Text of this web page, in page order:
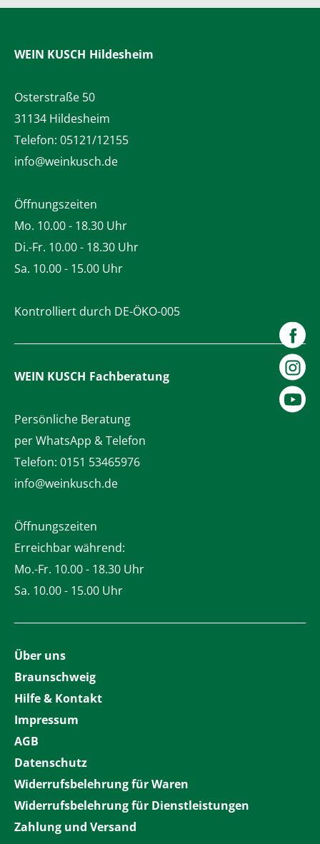
WEIN KUSCH Hildesheim
Osterstraße 50
31134 Hildesheim
Telefon: 05121/12155
info@weinkusch.de
Öffnungszeiten
Mo. 10.00 - 18.30 Uhr
Di.-Fr. 10.00 - 18.30 Uhr
Sa. 10.00 - 15.00 Uhr
Kontrolliert durch DE-ÖKO-005
WEIN KUSCH Fachberatung
Persönliche Beratung
per WhatsApp & Telefon
Telefon: 0151 53465976
info@weinkusch.de
Öffnungszeiten
Erreichbar während:
Mo.-Fr. 10.00 - 18.30 Uhr
Sa. 10.00 - 15.00 Uhr
Über uns
Braunschweig
Hilfe & Kontakt
Impressum
AGB
Datenschutz
Widerrufsbelehrung für Waren
Widerrufsbelehrung für Dienstleistungen
Zahlung und Versand